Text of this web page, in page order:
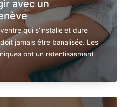
avec un
qui s’installe et dure
jamais être banalisée. Les
ont un retentissement